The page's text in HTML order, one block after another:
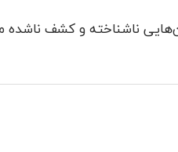
ناشناخته و کشف